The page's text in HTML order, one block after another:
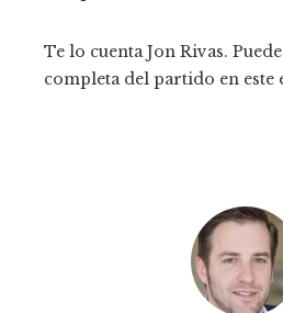
Te lo cuenta Jon Rivas.
completa del partido en este